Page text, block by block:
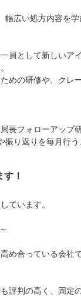
広い処方内容を学
員として新しいア
めの研修や、クレ
長フォローアップ
り返りを毎月行
！
ています。
め合っている会社で
評判の高く、固定